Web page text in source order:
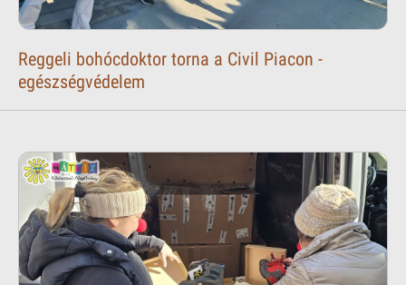
Reggeli bohócdoktor torna a Civil Piacon -
egészségvédelem